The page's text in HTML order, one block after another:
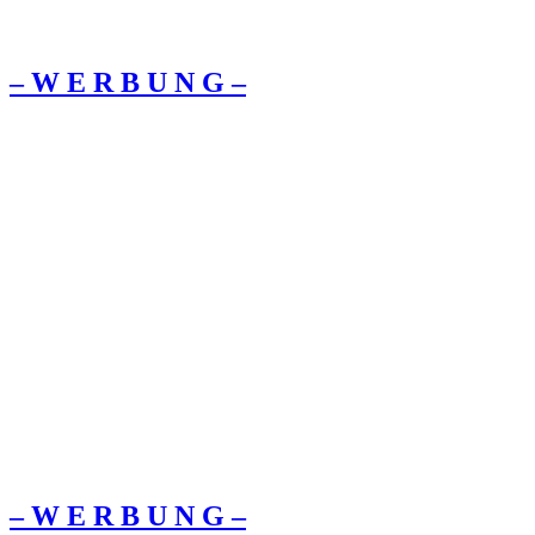
– W Ε R Β U Ν G –
– W Ε R Β U Ν G –